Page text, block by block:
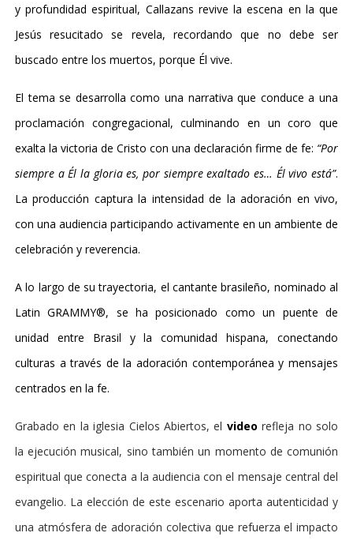
y profundidad espiritual, Callazans revive la escena en la que
Jesús resucitado se revela, recordando que no debe ser
buscado entre los muertos, porque Él vive.
El tema se desarrolla como una narrativa que conduce a una
proclamación congregacional, culminando en un coro que
exalta la victoria de Cristo con una declaración firme de fe: “Por
siempre a Él la gloria es, por siempre exaltado es… Él vivo está”.
La producción captura la intensidad de la adoración en vivo,
con una audiencia participando activamente en un ambiente de
celebración y reverencia.
A lo largo de su trayectoria, el cantante brasileño, nominado al
Latin GRAMMY®, se ha posicionado como un puente de
unidad entre Brasil y la comunidad hispana, conectando
culturas a través de la adoración contemporánea y mensajes
centrados en la fe.
Grabado en la iglesia Cielos Abiertos, el video refleja no solo
la ejecución musical, sino también un momento de comunión
espiritual que conecta a la audiencia con el mensaje central del
evangelio. La elección de este escenario aporta autenticidad y
una atmósfera de adoración colectiva que refuerza el impacto